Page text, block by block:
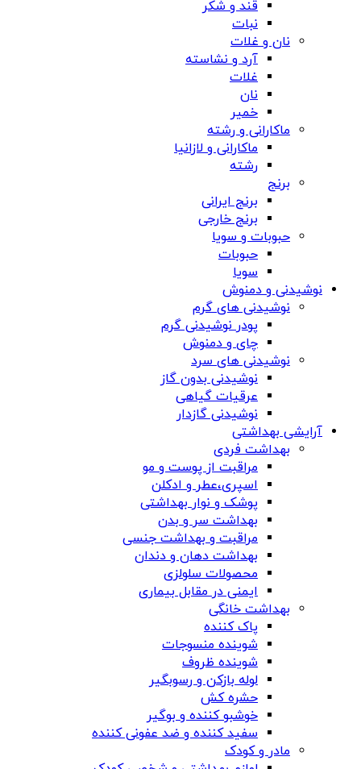
قند و شکر
نبات
نان و غلات
آرد و نشاسته
غلات
نان
خمیر
ماکارانی و رشته
ماکارانی و لازانیا
رشته
برنج
برنج ایرانی
برنج خارجی
حبوبات و سویا
حبوبات
سویا
نوشیدنی و دمنوش
نوشیدنی های گرم
پودر نوشیدنی گرم
چای و دمنوش
نوشیدنی های سرد
نوشیدنی بدون گاز
عرقیات گیاهی
نوشیدنی گازدار
آرایشی بهداشتی
بهداشت فردی
مراقبت از پوست و مو
اسپری،عطر و ادکلن
پوشک و نوار بهداشتی
بهداشت سر و بدن
مراقبت و بهداشت جنسی
بهداشت دهان و دندان
محصولات سلولزی
ایمنی در مقابل بیماری
بهداشت خانگی
پاک کننده
شوینده منسوجات
شوینده ظروف
لوله بازکن و رسوبگیر
حشره کش
خوشبو کننده و بوگیر
سفید کننده و ضد عفونی کننده
مادر و کودک